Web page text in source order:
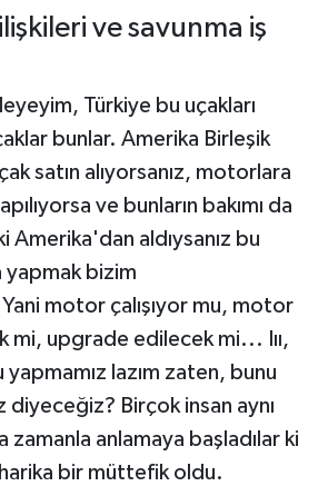
ve savunma iş
Türkiye bu uçakları
bunlar. Amerika Birleşik
satın alıyorsanız, motorlara
ve bunların bakımı da
Amerika'dan aldıysanız bu
yapmak bizim
motor çalışıyor mu, motor
mi, upgrade edilecek mi... Iıı,
lazım zaten, bunu
diyeceğiz? Birçok insan aynı
anlamaya başladılar ki
bir müttefik oldu.